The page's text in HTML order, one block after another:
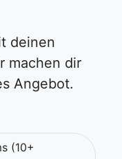
deinen
machen dir
Angebot.
(10+